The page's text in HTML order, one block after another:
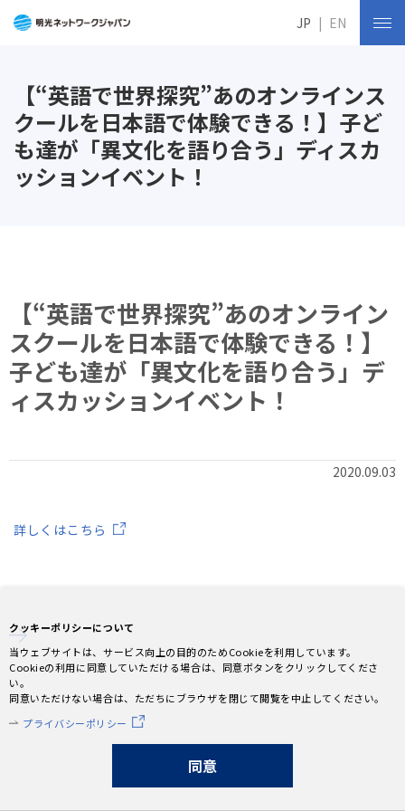
【“英語で世界探究”あのオンラインス
クールを日本語で体験できる！】子ど
も達が「異文化を語り合う」ディスカ
ッションイベント！
【“英語で世界探究”あのオンライン
スクールを日本語で体験できる！】
子ども達が「異文化を語り合う」デ
ィスカッションイベント！
2020.09.03
詳しくはこちら
JP EN
クッキーポリシーについて
当ウェブサイトは、サービス向上の目的のためCookieを利用しています。
Cookieの利用に同意していただける場合は、同意ボタンをクリックしてくださ
い。
同意いただけない場合は、ただちにブラウザを閉じて閲覧を中止してください。
プライバシーポリシー
同意